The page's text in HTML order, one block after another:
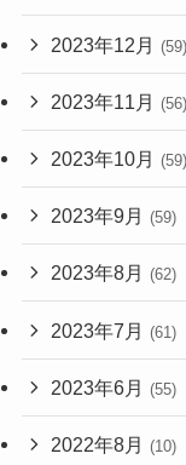
2023年12月 (59)
2023年11月 (56)
2023年10月 (59)
2023年9月 (59)
2023年8月 (62)
2023年7月 (61)
2023年6月 (55)
2022年8月 (10)